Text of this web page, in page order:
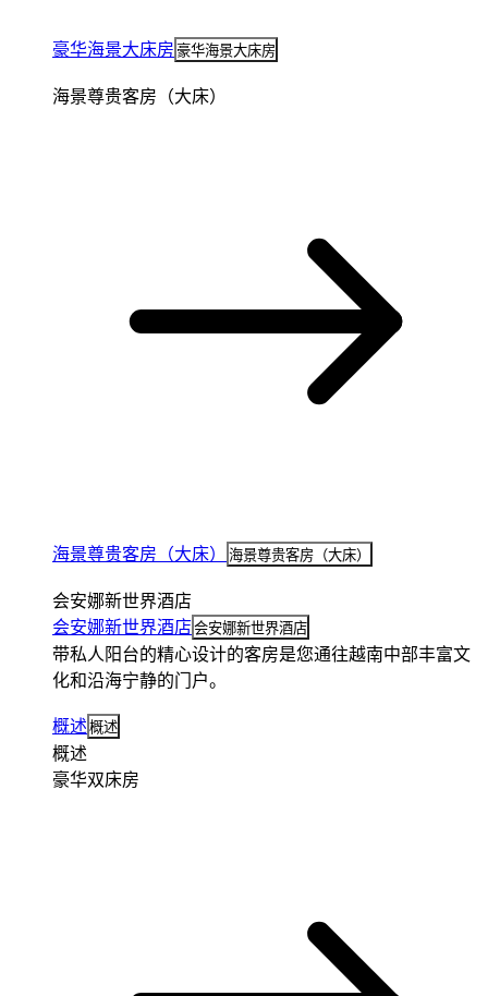
豪华海景大床房 豪华海景大床房
海景尊贵客房（大床）
海景尊贵客房（大床） 海景尊贵客房（大床）
会安娜新世界酒店
会安娜新世界酒店会安娜新世界酒店
带私人阳台的精心设计的客房是您通往越南中部丰富文
化和沿海宁静的门户。
概述 概述
概述
豪华双床房